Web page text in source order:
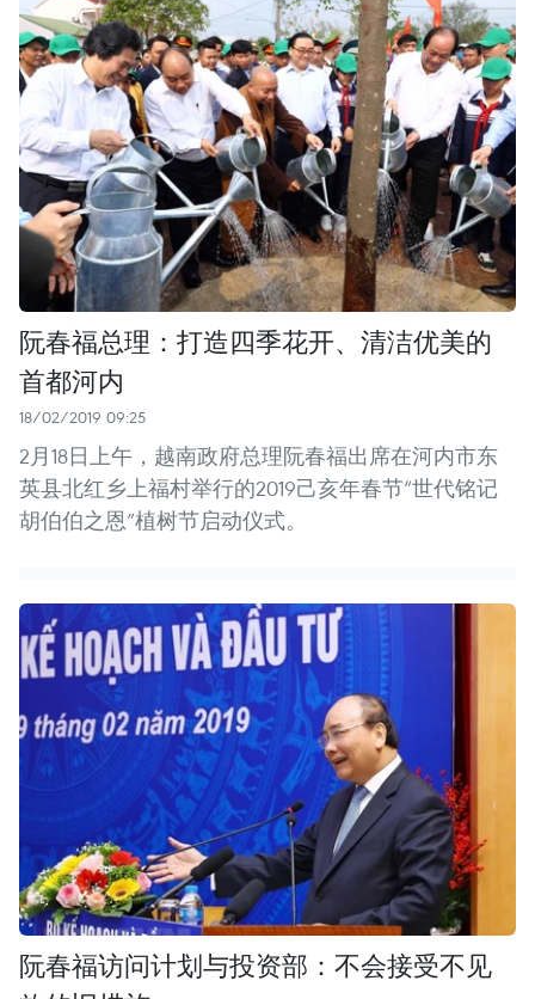
阮春福总理：打造四季花开、清洁优美的
首都河内
18/02/2019 09:25
2月18日上午，越南政府总理阮春福出席在河内市东
英县北红乡上福村举行的2019己亥年春节“世代铭记
胡伯伯之恩”植树节启动仪式。
阮春福访问计划与投资部：不会接受不见